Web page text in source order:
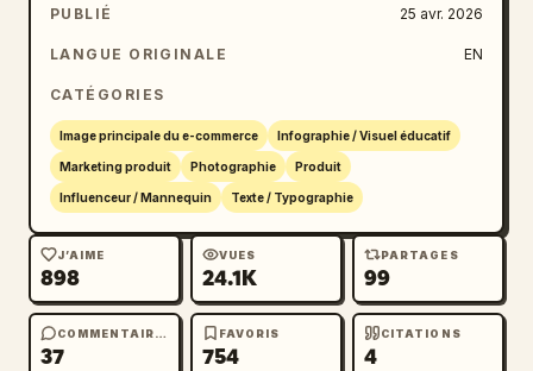
(positionné derrière le modèle).
En haut à droite : Texte en gras indiquant
Milieu gauche : "Son premium et réduction de
bruit"
Milieu droit : "30" en grand et en gras avec
le texte "heures d'autonomie."
En bas à droite : "1" en grand et en gras
avec le texte "an de garantie."
Style : Résolution 8k, photographie de
produit commerciale, palette de couleurs
vives, mise au point nette sur le boîtier du
produit, faible profondeur de champ,
PUBLIÉ 25 avr. 2026
LANGUE ORIGINALE EN
CATÉGORIES
Image principale du e-commerce Infographie / Visuel éducatif
Marketing produit Photographie Produit
Influenceur / Mannequin Texte / Typographie
J’AIME
898
VUES
24.1K
PARTAGES
99
COMMENTAIRES
37
FAVORIS
754
CITATIONS
4